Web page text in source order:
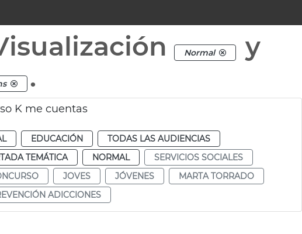
Normal
y
.
K me cuentas
EDUCACIÓN
TODAS LAS AUDIENCIAS
TEMÁTICA NORMAL
SERVICIOS SOCIALES
JOVES JÓVENES
MARTA TORRADO
ADICCIONES